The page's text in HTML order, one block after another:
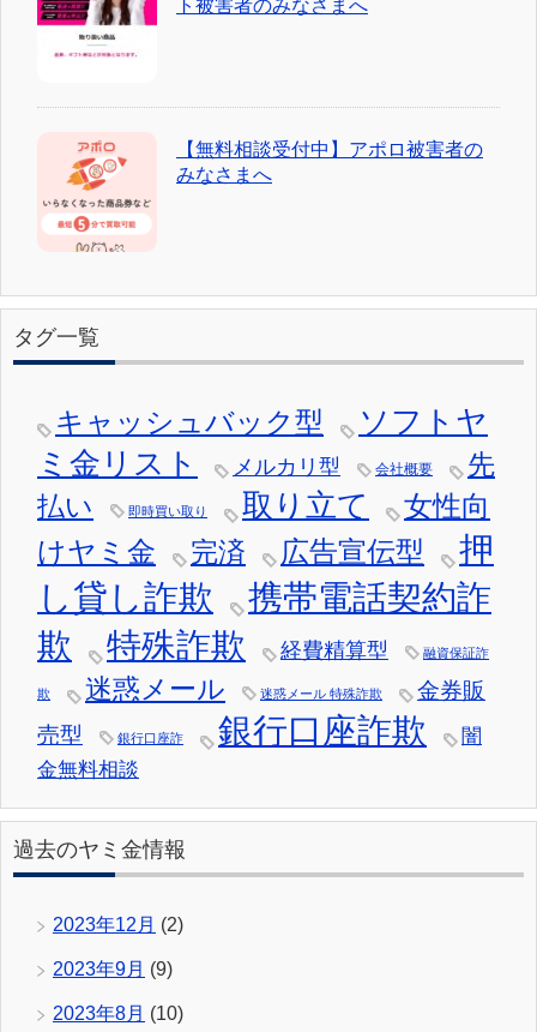
ト被害者のみなさまへ
【無料相談受付中】アポロ被害者の
みなさまへ
タグ一覧
キャッシュバック型
ソフトヤ
ミ金リスト
メルカリ型 会社概要
先
払い
即時買い取り 取り立て
女性向
けヤミ金
完済 広告宣伝型
押
し貸し詐欺
携帯電話契約詐
欺
特殊詐欺 経費精算型 融資保証詐
欺 迷惑メール 迷惑メール 特殊詐欺
金券販
売型
銀行口座詐 銀行口座詐欺
闇
金無料相談
過去のヤミ金情報
2023年12月 (2)
2023年9月 (9)
2023年8月 (10)